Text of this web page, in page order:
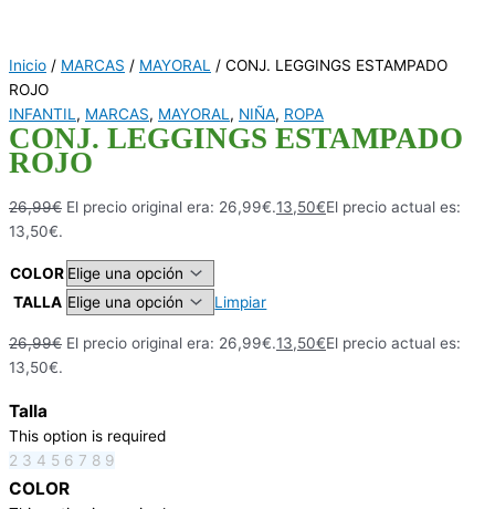
Inicio / MARCAS / MAYORAL
/ CONJ. LEGGINGS ESTAMPADO
ROJO
INFANTIL , MARCAS, MAYORAL , NIÑA, ROPA
CONJ. LEGGINGS ESTAMPADO
ROJO
26,99€ El precio original era: 26,99€.13,50€El precio actual es:
13,50€.
COLOR
TALLA
Limpiar
26,99€ El precio original era: 26,99€.13,50€El precio actual es:
13,50€.
Talla
This option is required
2 3 4 5 6 7 8 9
COLOR